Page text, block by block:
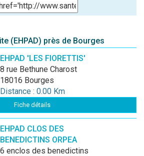
(EHPAD) près de Bourges
EHPAD 'LES FIORETTIS'
8 rue Bethune Charost
18016 Bourges
Distance : 0.00 Km
Fiche détails
EHPAD CLOS DES
BENEDICTINS ORPEA
6 enclos des benedictins